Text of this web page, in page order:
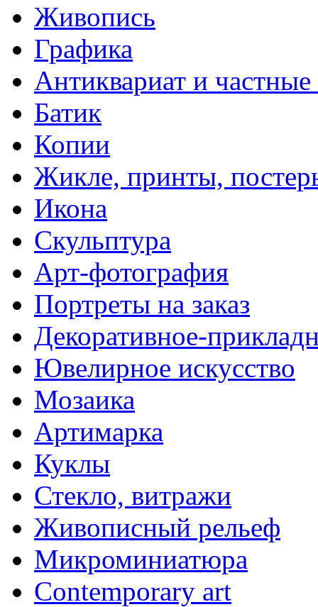
Живопись
Графика
Антиквариат и
Батик
Копии
Жикле, принты,
Икона
Скульптура
Арт-фотография
Портреты на заказ
Декоративное-
Ювелирное искусство
Мозаика
Артимарка
Куклы
Стекло, витражи
Живописный рельеф
Микроминиатюра
Contemporary art